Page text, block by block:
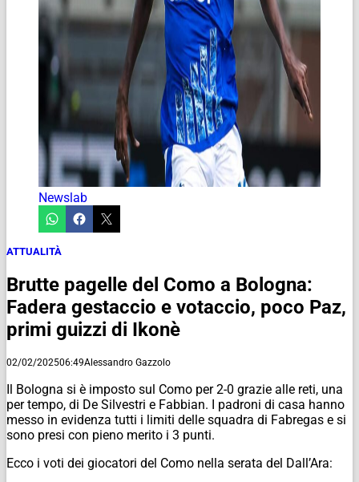
Newslab
ATTUALITÀ
Brutte pagelle del Como a Bologna:
Fadera gestaccio e votaccio, poco Paz,
primi guizzi di Ikonè
02/02/202506:49Alessandro Gazzolo
Il Bologna si è imposto sul Como per 2-0 grazie alle reti, una
per tempo, di De Silvestri e Fabbian. I padroni di casa hanno
messo in evidenza tutti i limiti delle squadra di Fabregas e si
sono presi con pieno merito i 3 punti.
Ecco i voti dei giocatori del Como nella serata del Dall’Ara: